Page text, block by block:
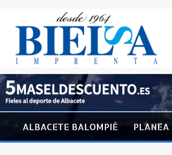
ALBACETE BALOMPIÉ PLANEA